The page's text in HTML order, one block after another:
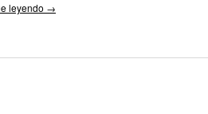
leyendo →